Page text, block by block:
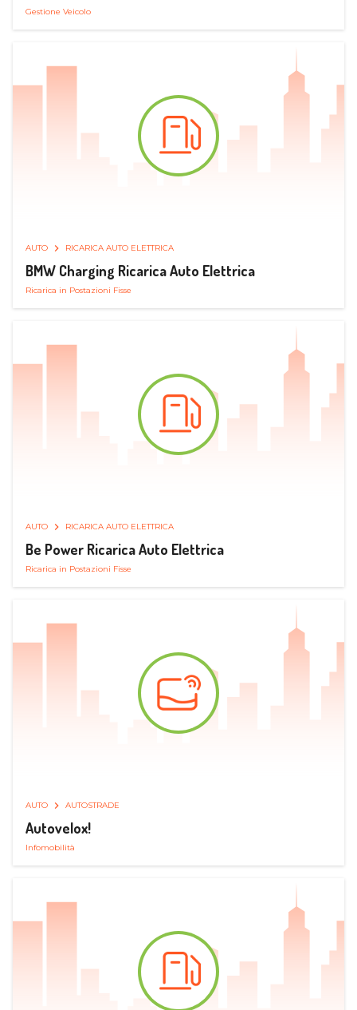
Gestione Veicolo
AUTO RICARICA AUTO ELETTRICA
BMW Charging Ricarica Auto Elettrica
Ricarica in Postazioni Fisse
AUTO RICARICA AUTO ELETTRICA
Be Power Ricarica Auto Elettrica
Ricarica in Postazioni Fisse
AUTO AUTOSTRADE
Autovelox!
Infomobilità